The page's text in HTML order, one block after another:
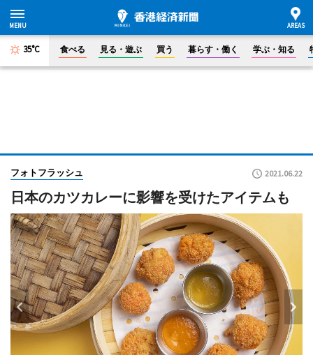
35°C 食べる 見る・遊ぶ 買う 暮らす・働く 学ぶ・知る
フォトフラッシュ 2021.06.22
日本のカツカレーに影響を受けたアイテムも